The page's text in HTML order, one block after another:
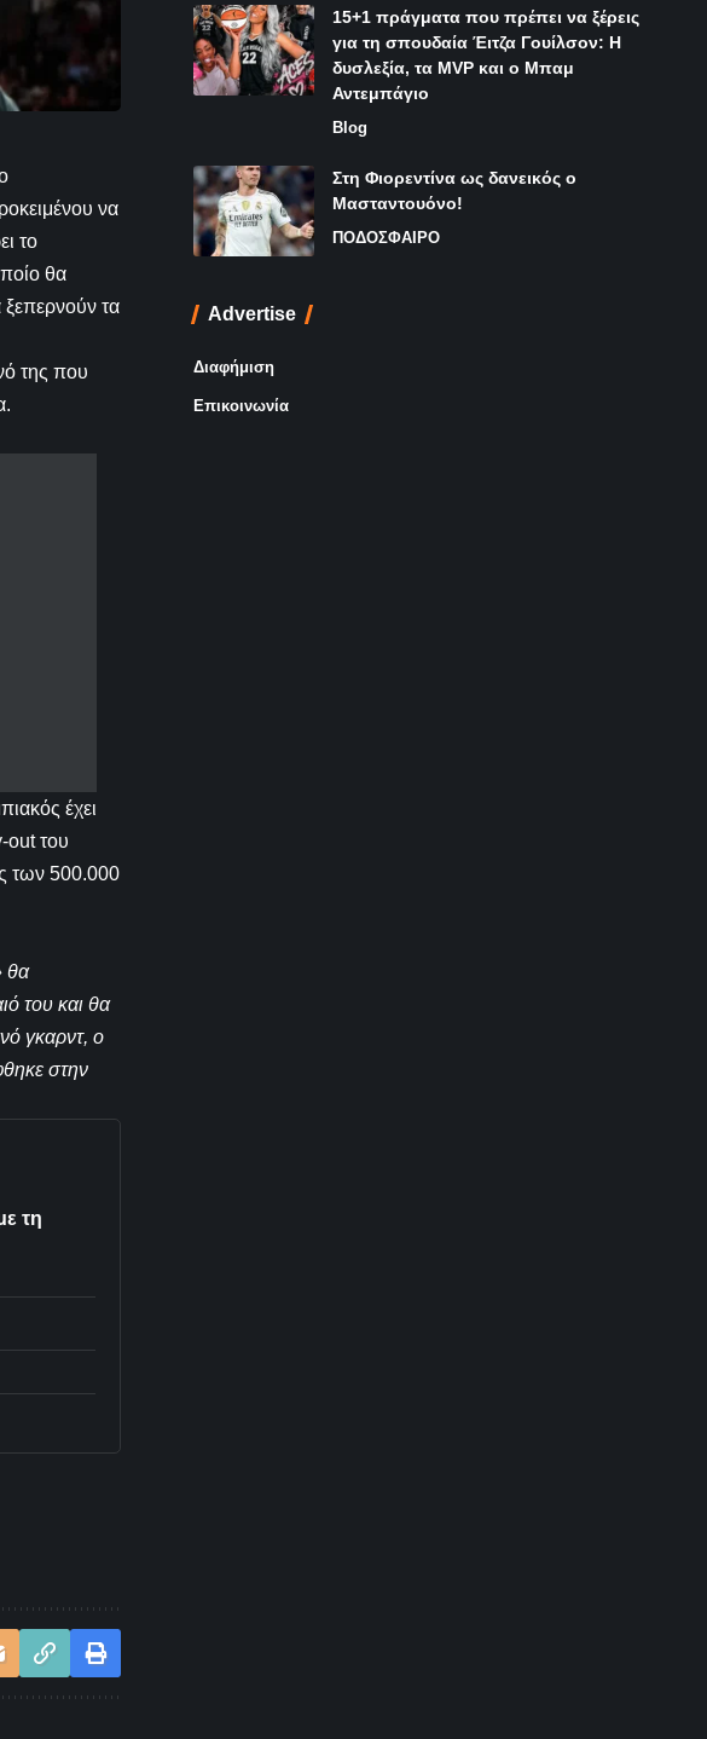
να
το
θα
ξεπερνούν τα
της που
έχει
out του
των 500.000
θα
του και θα
γκαρντ, ο
στην
τη
15+1 πράγματα που πρέπει να ξέρεις
για τη σπουδαία Έιτζα Γουίλσον: Η
δυσλεξία, τα MVP και ο Μπαμ
Αντεμπάγιο
Blog
Στη Φιορεντίνα ως δανεικός ο
Μασταντουόνο!
ΠΟΔΟΣΦΑΙΡΟ
Advertise
Διαφήμιση
Επικοινωνία